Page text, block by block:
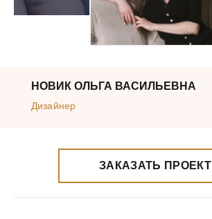
НОВИК ОЛЬГА ВАСИЛЬЕВНА
Дизайнер
ЗАКАЗАТЬ ПРОЕКТ